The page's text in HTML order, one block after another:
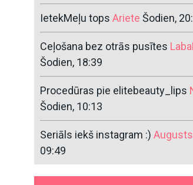
IetekMeļu tops Ariete Šodien,
Ceļošana bez otrās pusītes
Šodien, 18:39
Procedūras pie elitebeauty_lips
Šodien, 10:13
Seriāls iekš instagram :)
09:49